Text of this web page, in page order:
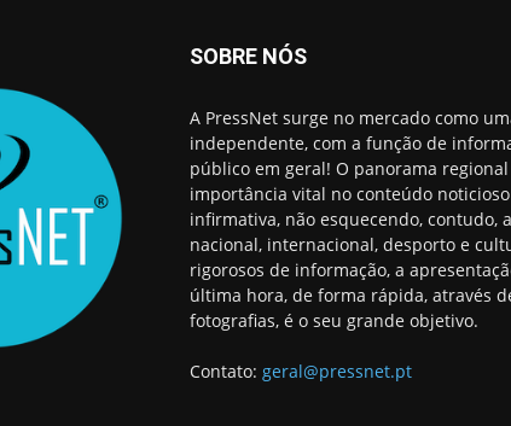
SOBRE NÓS
A PressNet surge no mercado como
independente, com a função de
público em geral! O panorama
importância vital no conteúdo
infirmativa, não esquecendo, contudo,
nacional, internacional, desporto e
rigorosos de informação, a
última hora, de forma rápida, através
fotografias, é o seu grande objetivo.
Contato: geral@pressnet.pt